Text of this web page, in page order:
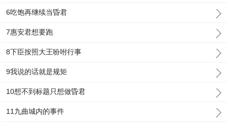
6吃饱再继续当昏君
7惠安君想要跑
8下臣按照大王吩咐行事
9我说的话就是规矩
10想不到标题只想做昏君
11九曲城内的事件